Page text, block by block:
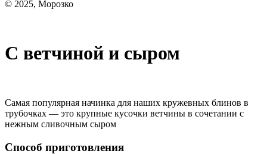
© 2025, Морозко
С ветчиной и сыром
Самая популярная начинка для наших кружевных блинов в
трубочках — это крупные кусочки ветчины в сочетании с
нежным сливочным сыром
Способ приготовления